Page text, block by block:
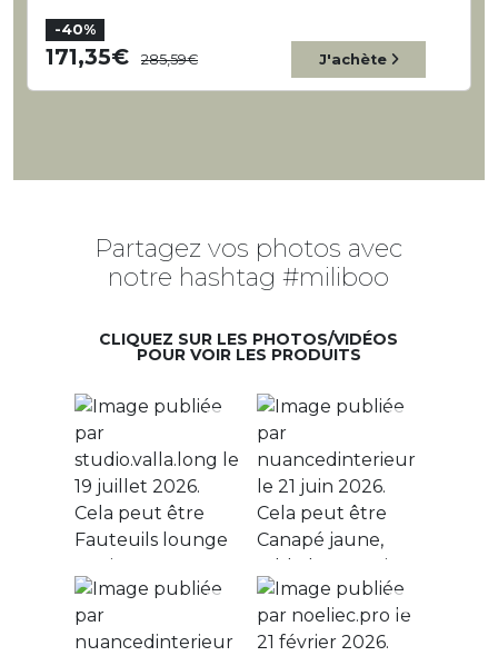
-40%
171,35 285,59 J'achète
Partagez vos photos avec
notre hashtag #miliboo
CLIQUEZ SUR LES PHOTOS/VIDÉOS
POUR VOIR LES PRODUITS